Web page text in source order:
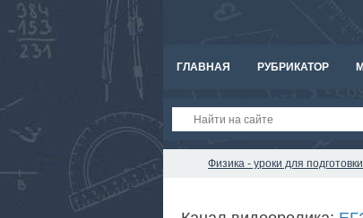
ГЛАВНАЯ РУБРИКАТОР
Физика - уроки для